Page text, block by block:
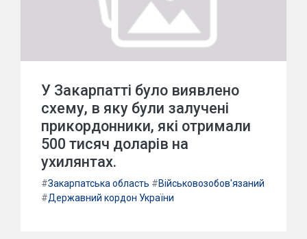
У Закарпатті було виявлено
схему, в яку були залучені
прикордонники, які отримали
500 тисяч доларів на
ухилянтах.
#Закарпатська область #Військовозобов'язаний
#Державний кордон України